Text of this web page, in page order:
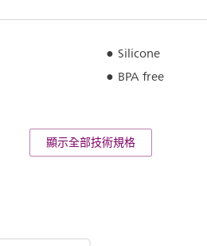
Silicone
BPA free
顯示全部技術規格